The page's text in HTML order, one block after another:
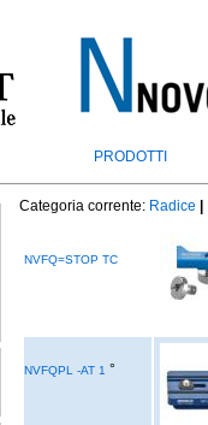
PRODOTTI
Categoria corrente: Radice
NVFQ=STOP TC
NVFQPL -AT 1 °